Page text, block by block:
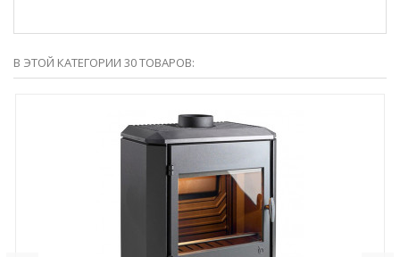
В ЭТОЙ КАТЕГОРИИ 30 ТОВАРОВ: